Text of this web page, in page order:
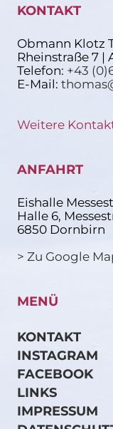
KONTAKT
Obmann Klotz
Rheinstraße 7 |
Telefon: +43
E-Mail:
Weitere
ANFAHRT
Eishalle
Halle 6,
6850 Dornbirn
> Zu Google
MENÜ
KONTAKT
INSTAGRAM
FACEBOOK
LINKS
IMPRESSUM